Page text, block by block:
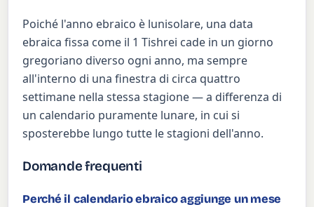
Poiché l'anno ebraico è lunisolare, una data
ebraica fissa come il 1 Tishrei cade in un giorno
gregoriano diverso ogni anno, ma sempre
all'interno di una finestra di circa quattro
settimane nella stessa stagione — a differenza di
un calendario puramente lunare, in cui si
sposterebbe lungo tutte le stagioni dell'anno.
Domande frequenti
Perché il calendario ebraico aggiunge un mese